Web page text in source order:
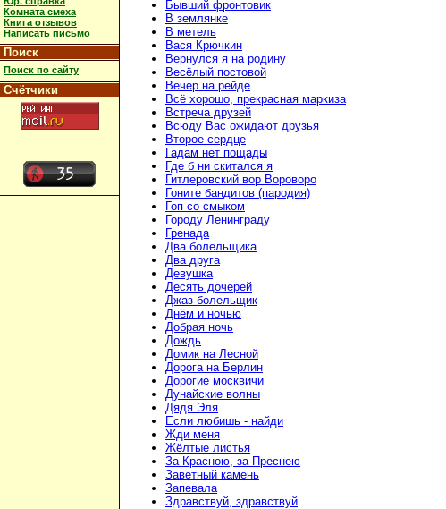
Комната смеха
Книга отзывов
Написать письмо
Поиск
Поиск по сайту
Счётчики
Бывший фронтовик
В землянке
В метель
Вася Крючкин
Вернулся я на родину
Весёлый постовой
Вечер на рейде
Всё хорошо, прекрасная маркиза
Встреча друзей
Всюду Вас ожидают друзья
Второе сердце
Гадам нет пощады
Где б ни скитался я
Гитлеровский вор Вороворо
Гоните бандитов (пародия)
Гоп со смыком
Городу Ленинграду
Гренада
Два болельщика
Два друга
Девушка
Десять дочерей
Джаз-болельщик
Днём и ночью
Добрая ночь
Дождь
Домик на Лесной
Дорога на Берлин
Дорогие москвичи
Дунайские волны
Дядя Эля
Если любишь - найди
Жди меня
Жёлтые листья
За Красною, за Преснею
Заветный камень
Запевала
Здравствуй, здравствуй